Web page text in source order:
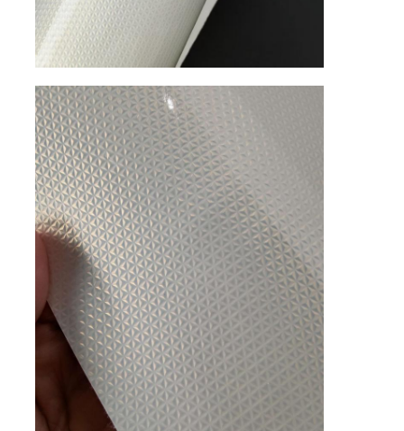
Материал PVC кожаный
Экокожа
Силиконовая кожа
микро- кожа волокна
Материал из PU кожи
Материал защитной обуви
Материал из шерстиной кожи